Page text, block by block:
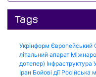
Tags
Укрінформ Європейський
літальний апарат
дотепер) Інфраструктура
Іран Бойові дії Російська